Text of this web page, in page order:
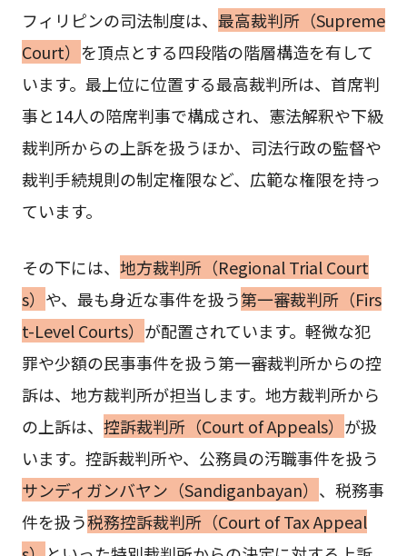
フィリピンの司法制度は、 最高裁判所（Supreme
Court） を頂点とする四段階の階層構造を有して
います。最上位に位置する最高裁判所は、首席判
事と14人の陪席判事で構成され、憲法解釈や下級
裁判所からの上訴を扱うほか、司法行政の監督や
裁判手続規則の制定権限など、広範な権限を持っ
ています。
その下には、 地方裁判所（Regional Trial Court
s） や、最も身近な事件を扱う第一審裁判所（Firs
t-Level Courts） が配置されています。軽微な犯
罪や少額の民事事件を扱う第一審裁判所からの控
訴は、地方裁判所が担当します。地方裁判所から
の上訴は、 控訴裁判所（Court of Appeals） が扱
います。控訴裁判所や、公務員の汚職事件を扱う
サンディガンバヤン（Sandiganbayan） 、税務事
件を扱う税務控訴裁判所（Court of Tax Appeal